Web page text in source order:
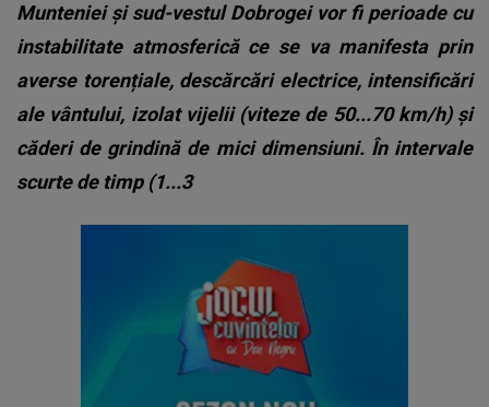
Munteniei și sud-vestul Dobrogei vor fi perioade cu
instabilitate atmosferică ce se va manifesta prin
averse torențiale, descărcări electrice, intensificări
ale vântului, izolat vijelii (viteze de 50...70 km/h) și
căderi de grindină de mici dimensiuni. În intervale
scurte de timp (1...3